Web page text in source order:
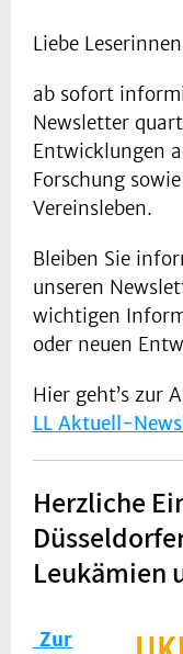
Liebe
ab sofort
Newsletter
Entwicklungen
Forschung
Vereinsleben.
Bleiben Sie
unseren
wichtigen
oder neuen
Hier geht’s zur
LL Aktuell-
Herzliche
Leukämien
Zur